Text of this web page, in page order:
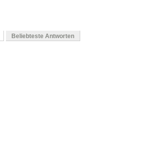
Beliebteste Antworten